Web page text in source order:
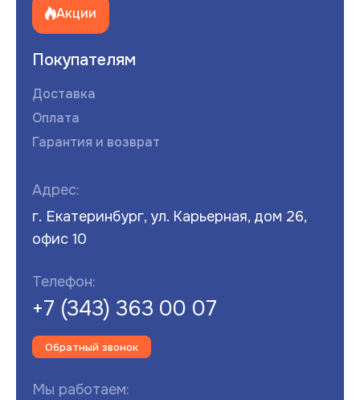
Акции
Покупателям
Доставка
Оплата
Гарантия и возврат
Адрес:
г. Екатеринбург, ул. Карьерная, дом 26,
офис 10
Телефон:
+7 (343) 363 00 07
Обратный звонок
Мы работаем: